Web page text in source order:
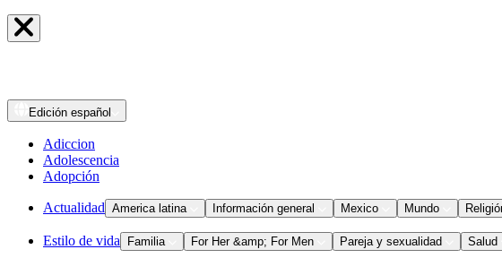
Edición español
Adiccion
Adolescencia
Adopción
Actualidad America latina Información general Mexico Mundo
Estilo de vida Familia For Her &amp; For Men Pareja y sexualidad Salud